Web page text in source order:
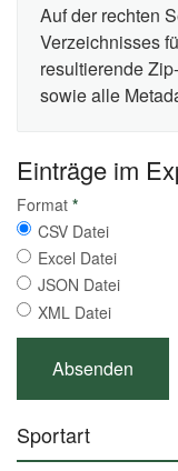
Auf der rechten
Verzeichnisses
resultierende
sowie alle
Einträge im
Format *
CSV Datei
Excel Datei
JSON Datei
XML Datei
Sportart